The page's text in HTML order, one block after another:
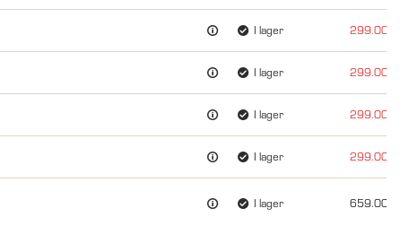
I lager 299.00
I lager 299.00
I lager 299.00
I lager 299.00
I lager 659.00